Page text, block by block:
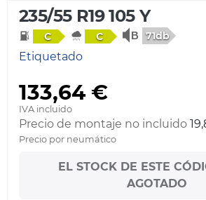
235/55 R19 105 Y
C C 71db
Etiquetado
133,64 €
IVA incluido
Precio de montaje no incluido
Precio por neumático
EL STOCK DE ESTE
AGOTADO